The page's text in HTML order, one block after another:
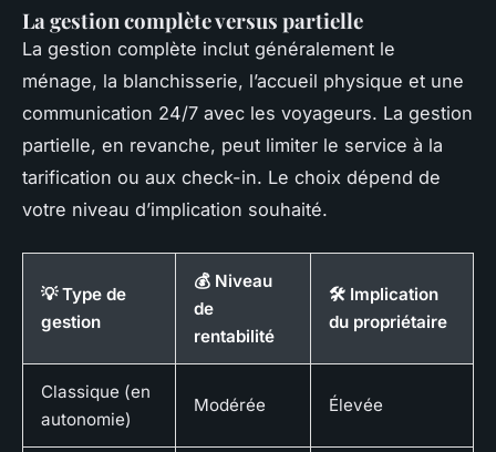
La gestion complète versus partielle
La gestion complète inclut généralement le
ménage, la blanchisserie, l’accueil physique et une
communication 24/7 avec les voyageurs. La gestion
partielle, en revanche, peut limiter le service à la
tarification ou aux check-in. Le choix dépend de
votre niveau d’implication souhaité.
💡 Type de
gestion
💰 Niveau
de
rentabilité
🛠 Implication
du propriétaire
Classique (en
autonomie)
Modérée Élevée